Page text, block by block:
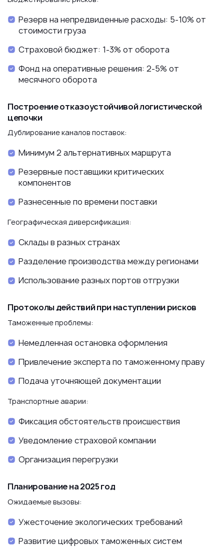
Резерв на непредвиденные расходы: 5-10% от
стоимости груза
Страховой бюджет: 1-3% от оборота
Фонд на оперативные решения: 2-5% от
месячного оборота
Построение отказоустойчивой логистической
цепочки
Дублирование каналов поставок:
Минимум 2 альтернативных маршрута
Резервные поставщики критических
компонентов
Разнесенные по времени поставки
Географическая диверсификация:
Склады в разных странах
Разделение производства между регионами
Использование разных портов отгрузки
Протоколы действий при наступлении рисков
Таможенные проблемы:
Немедленная остановка оформления
Привлечение эксперта по таможенному праву
Подача уточняющей документации
Транспортные аварии:
Фиксация обстоятельств происшествия
Уведомление страховой компании
Организация перегрузки
Планирование на 2025 год
Ожидаемые вызовы:
Ужесточение экологических требований
Развитие цифровых таможенных систем